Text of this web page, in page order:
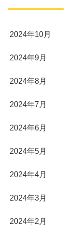
2024年10月
2024年9月
2024年8月
2024年7月
2024年6月
2024年5月
2024年4月
2024年3月
2024年2月